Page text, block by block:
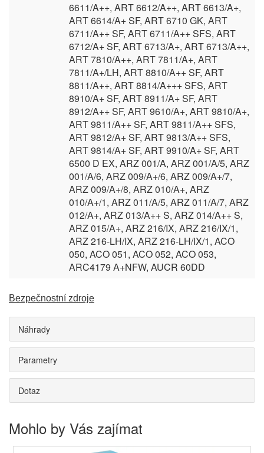
6611/A++, ART 6612/A++, ART 6613/A+,
ART 6614/A+ SF, ART 6710 GK, ART
6711/A++ SF, ART 6711/A++ SFS, ART
6712/A+ SF, ART 6713/A+, ART 6713/A++,
ART 7810/A++, ART 7811/A+, ART
7811/A+/LH, ART 8810/A++ SF, ART
8811/A++, ART 8814/A+++ SFS, ART
8910/A+ SF, ART 8911/A+ SF, ART
8912/A++ SF, ART 9610/A+, ART 9810/A+,
ART 9811/A++ SF, ART 9811/A++ SFS,
ART 9812/A+ SF, ART 9813/A++ SFS,
ART 9814/A+ SF, ART 9910/A+ SF, ART
6500 D EX, ARZ 001/A, ARZ 001/A/5, ARZ
001/A/6, ARZ 009/A+/6, ARZ 009/A+/7,
ARZ 009/A+/8, ARZ 010/A+, ARZ
010/A+/1, ARZ 011/A/5, ARZ 011/A/7, ARZ
012/A+, ARZ 013/A++ S, ARZ 014/A++ S,
ARZ 015/A+, ARZ 216/IX, ARZ 216/IX/1,
ARZ 216-LH/IX, ARZ 216-LH/IX/1, ACO
050, ACO 051, ACO 052, ACO 053,
ARC4179 A+NFW, AUCR 60DD
Bezpečnostní zdroje
Náhrady
Parametry
Dotaz
Mohlo by Vás zajímat